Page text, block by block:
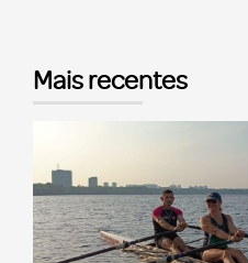
Mais recentes